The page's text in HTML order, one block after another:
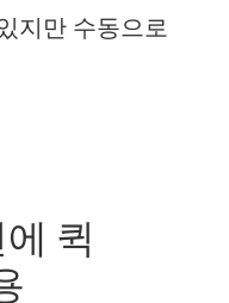
지만 수동으로
퀵